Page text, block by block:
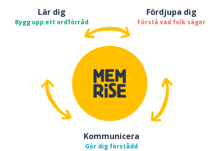
Lär dig
Bygg upp ett ordförråd
Fördjupa dig
Förstå vad folk säger
Kommunicera
Gör dig förstådd